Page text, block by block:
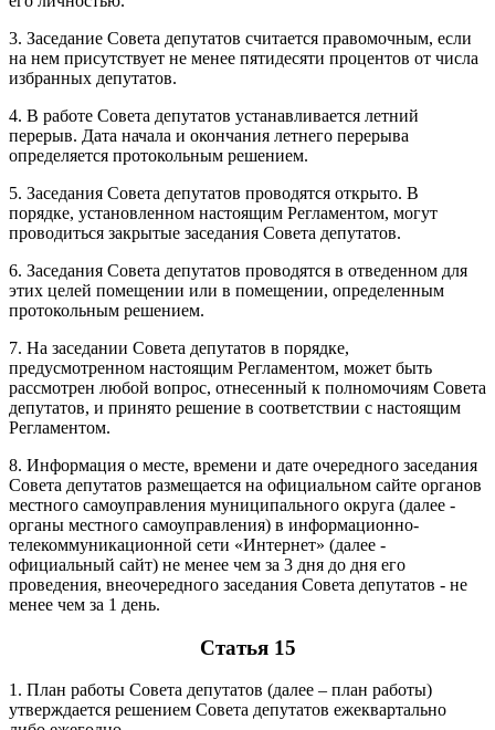
3. Заседание Совета депутатов считается правомочным, если
на нем присутствует не менее пятидесяти процентов от числа
избранных депутатов.
4. В работе Совета депутатов устанавливается летний
перерыв. Дата начала и окончания летнего перерыва
определяется протокольным решением.
5. Заседания Совета депутатов проводятся открыто. В
порядке, установленном настоящим Регламентом, могут
проводиться закрытые заседания Совета депутатов.
6. Заседания Совета депутатов проводятся в отведенном для
этих целей помещении или в помещении, определенным
протокольным решением.
7. На заседании Совета депутатов в порядке,
предусмотренном настоящим Регламентом, может быть
рассмотрен любой вопрос, отнесенный к полномочиям Совета
депутатов, и принято решение в соответствии с настоящим
Регламентом.
8. Информация о месте, времени и дате очередного заседания
Совета депутатов размещается на официальном сайте органов
местного самоуправления муниципального округа (далее -
органы местного самоуправления) в информационно-
телекоммуникационной сети «Интернет» (далее -
официальный сайт) не менее чем за 3 дня до дня его
проведения, внеочередного заседания Совета депутатов - не
менее чем за 1 день.
Статья 15
1. План работы Совета депутатов (далее – план работы)
утверждается решением Совета депутатов ежеквартально